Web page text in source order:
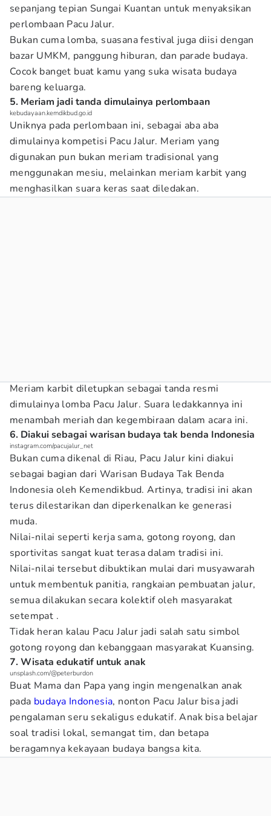
sepanjang tepian Sungai Kuantan untuk menyaksikan
perlombaan Pacu Jalur.
Bukan cuma lomba, suasana festival juga diisi dengan
bazar UMKM, panggung hiburan, dan parade budaya.
Cocok banget buat kamu yang suka wisata budaya
bareng keluarga.
5. Meriam jadi tanda dimulainya perlombaan
kebudayaan.kemdikbud.go.id
Uniknya pada perlombaan ini, sebagai aba aba
dimulainya kompetisi Pacu Jalur. Meriam yang
digunakan pun bukan meriam tradisional yang
menggunakan mesiu, melainkan meriam karbit yang
menghasilkan suara keras saat diledakan.
Meriam karbit diletupkan sebagai tanda resmi
dimulainya lomba Pacu Jalur. Suara ledakkannya ini
menambah meriah dan kegembiraan dalam acara ini.
6. Diakui sebagai warisan budaya tak benda Indonesia
instagram.com/pacujalur_net
Bukan cuma dikenal di Riau, Pacu Jalur kini diakui
sebagai bagian dari Warisan Budaya Tak Benda
Indonesia oleh Kemendikbud. Artinya, tradisi ini akan
terus dilestarikan dan diperkenalkan ke generasi
muda.
Nilai-nilai seperti kerja sama, gotong royong, dan
sportivitas sangat kuat terasa dalam tradisi ini.
Nilai-nilai tersebut dibuktikan mulai dari musyawarah
untuk membentuk panitia, rangkaian pembuatan jalur,
semua dilakukan secara kolektif oleh masyarakat
setempat .
Tidak heran kalau Pacu Jalur jadi salah satu simbol
gotong royong dan kebanggaan masyarakat Kuansing.
7. Wisata edukatif untuk anak
unsplash.com/@peterburdon
Buat Mama dan Papa yang ingin mengenalkan anak
pada budaya Indonesia, nonton Pacu Jalur bisa jadi
pengalaman seru sekaligus edukatif. Anak bisa belajar
soal tradisi lokal, semangat tim, dan betapa
beragamnya kekayaan budaya bangsa kita.